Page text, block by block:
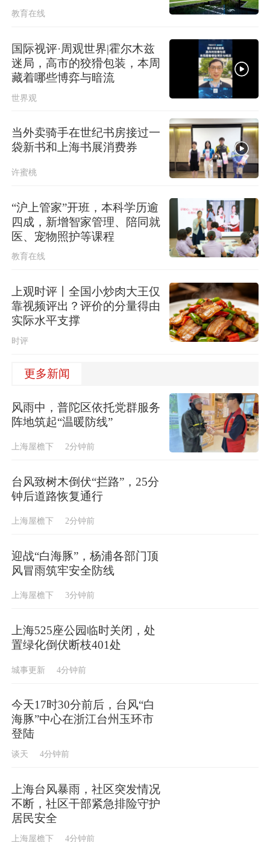
教育在线
国际视评·周观世界|霍尔木兹
迷局，高市的狡猾包装，本周
藏着哪些博弈与暗流
世界观
当外卖骑手在世纪书房接过一
袋新书和上海书展消费券
许蜜桃
“沪上管家”开班，本科学历逾
四成，新增智家管理、陪同就
医、宠物照护等课程
教育在线
上观时评丨全国小炒肉大王仅
靠视频评出？评价的分量得由
实际水平支撑
时评
更多新闻
风雨中，普陀区依托党群服务
阵地筑起“温暖防线”
上海屋檐下 2分钟前
台风致树木倒伏“拦路”，25分
钟后道路恢复通行
上海屋檐下 2分钟前
迎战“白海豚”，杨浦各部门顶
风冒雨筑牢安全防线
上海屋檐下 3分钟前
上海525座公园临时关闭，处
置绿化倒伏断枝401处
城事更新 4分钟前
今天17时30分前后，台风“白
海豚”中心在浙江台州玉环市
登陆
谈天 4分钟前
上海台风暴雨，社区突发情况
不断，社区干部紧急排险守护
居民安全
上海屋檐下 4分钟前